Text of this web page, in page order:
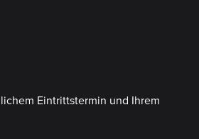
Eintrittstermin und Ihrem